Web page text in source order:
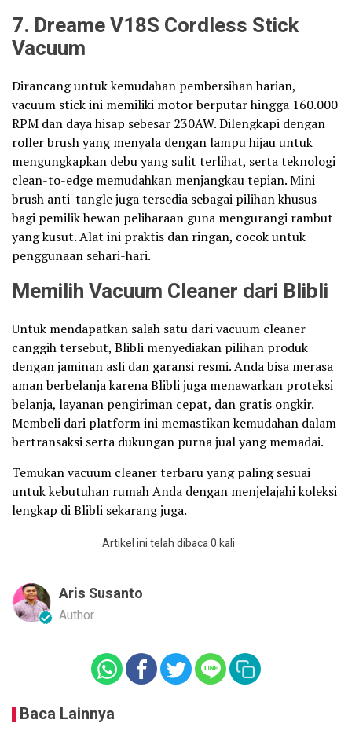
7. Dreame V18S Cordless Stick
Vacuum
Dirancang untuk kemudahan pembersihan harian,
vacuum stick ini memiliki motor berputar hingga 160.000
RPM dan daya hisap sebesar 230AW. Dilengkapi dengan
roller brush yang menyala dengan lampu hijau untuk
mengungkapkan debu yang sulit terlihat, serta teknologi
clean-to-edge memudahkan menjangkau tepian. Mini
brush anti-tangle juga tersedia sebagai pilihan khusus
bagi pemilik hewan peliharaan guna mengurangi rambut
yang kusut. Alat ini praktis dan ringan, cocok untuk
penggunaan sehari-hari.
Memilih Vacuum Cleaner dari Blibli
Untuk mendapatkan salah satu dari vacuum cleaner
canggih tersebut, Blibli menyediakan pilihan produk
dengan jaminan asli dan garansi resmi. Anda bisa merasa
aman berbelanja karena Blibli juga menawarkan proteksi
belanja, layanan pengiriman cepat, dan gratis ongkir.
Membeli dari platform ini memastikan kemudahan dalam
bertransaksi serta dukungan purna jual yang memadai.
Temukan vacuum cleaner terbaru yang paling sesuai
untuk kebutuhan rumah Anda dengan menjelajahi koleksi
lengkap di Blibli sekarang juga.
Artikel ini telah dibaca 0 kali
Aris Susanto
Author
Baca Lainnya